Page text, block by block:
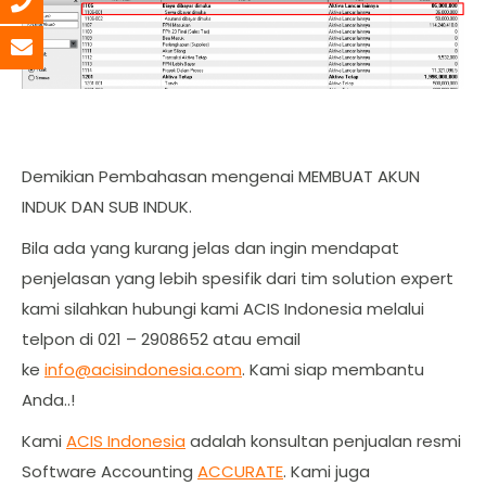
Demikian Pembahasan mengenai MEMBUAT AKUN
INDUK DAN SUB INDUK.
Bila ada yang kurang jelas dan ingin mendapat
penjelasan yang lebih spesifik dari tim solution expert
kami silahkan hubungi kami ACIS Indonesia melalui
telpon di 021 – 2908652 atau email
ke info@acisindonesia.com. Kami siap membantu
Anda..!
Kami ACIS Indonesia adalah konsultan penjualan resmi
Software Accounting ACCURATE. Kami juga